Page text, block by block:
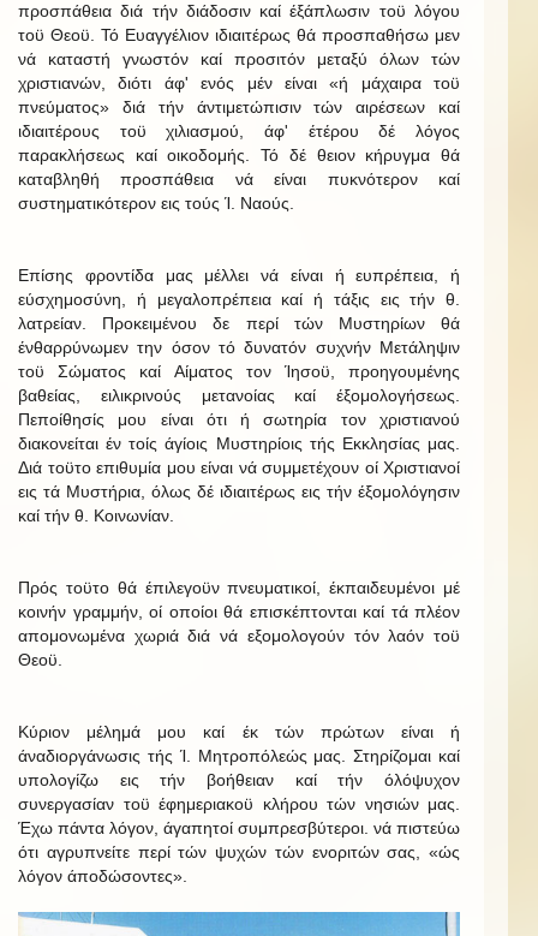
προσπάθεια διά τήν διάδοσιν καί έξάπλωσιν τοϋ λόγου
τοϋ Θεοϋ. Τό Ευαγγέλιον ιδιαιτέρως θά προσπαθήσω μεν
νά καταστή γνωστόν καί προσιτόν μεταξύ όλων τών
χριστιανών, διότι άφ' ενός μέν είναι «ή μάχαιρα τοϋ
πνεύματος» διά τήν άντιμετώπισιν τών αιρέσεων καί
ιδιαιτέρους τοϋ χιλιασμού, άφ' έτέρου δέ λόγος
παρακλήσεως καί οικοδομής. Τό δέ θειον κήρυγμα θά
καταβληθή προσπάθεια νά είναι πυκνότερον καί
συστηματικότερον εις τούς Ί. Ναούς.
Επίσης φροντίδα μας μέλλει νά είναι ή ευπρέπεια, ή
εύσχημοσύνη, ή μεγαλοπρέπεια καί ή τάξις εις τήν θ.
λατρείαν. Προκειμένου δε περί τών Μυστηρίων θά
ένθαρρύνωμεν την όσον τό δυνατόν συχνήν Μετάληψιν
τοϋ Σώματος καί Αίματος τον Ίησοϋ, προηγουμένης
βαθείας, ειλικρινούς μετανοίας καί έξομολογήσεως.
Πεποίθησίς μου είναι ότι ή σωτηρία τον χριστιανού
διακονείται έν τοίς άγίοις Μυστηρίοις τής Εκκλησίας μας.
Διά τοϋτο επιθυμία μου είναι νά συμμετέχουν οί Χριστιανοί
εις τά Μυστήρια, όλως δέ ιδιαιτέρως εις τήν έξομολόγησιν
καί τήν θ. Κοινωνίαν.
Πρός τοϋτο θά έπιλεγοϋν πνευματικοί, έκπαιδευμένοι μέ
κοινήν γραμμήν, οί οποίοι θά επισκέπτονται καί τά πλέον
απομονωμένα χωριά διά νά εξομολογούν τόν λαόν τοϋ
Θεοϋ.
Κύριον μέλημά μου καί έκ τών πρώτων είναι ή
άναδιοργάνωσις τής Ί. Μητροπόλεώς μας. Στηρίζομαι καί
υπολογίζω εις τήν βοήθειαν καί τήν όλόψυχον
συνεργασίαν τοϋ έφημεριακοϋ κλήρου τών νησιών μας.
Έχω πάντα λόγον, άγαπητοί συμπρεσβύτεροι. νά πιστεύω
ότι αγρυπνείτε περί τών ψυχών τών ενοριτών σας, «ώς
λόγον άποδώσοντες».